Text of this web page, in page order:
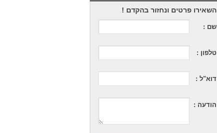
השאירו פרטים ונחזור בהקדם !
שם :
טלפון :
דוא"ל :
הודעה :